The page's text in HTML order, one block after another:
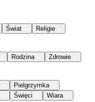
Świat
Religie
Rodzina
Zdrowie
Pielgrzymka
Święci Wiara